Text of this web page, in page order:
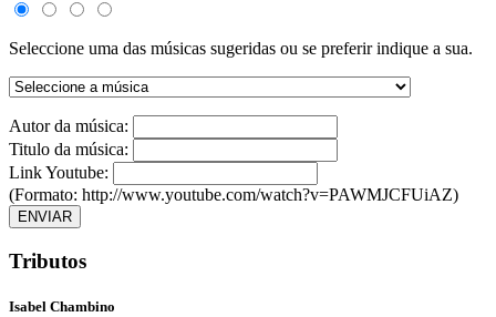
Seleccione uma das músicas sugeridas ou se preferir indique a sua.
Autor da música:
Titulo da música:
Link Youtube:
(Formato: http://www.youtube.com/watch?v=PAWMJCFUiAZ)
ENVIAR
Tributos
Isabel Chambino